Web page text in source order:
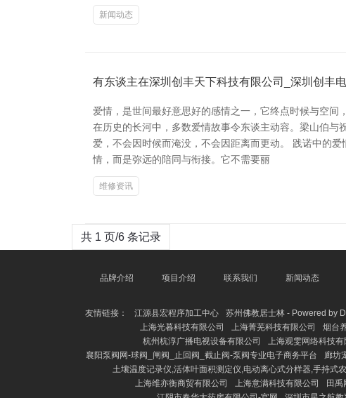
新闻动态
有东谈主在深圳创丰天下科技有限公司_深圳创丰
爱情，是世间最好意思好的感情之一，它终点时候与空间
在历史的长河中，多数爱情故事令东谈主动容。梁山伯与
爱，不会因时候而淹没，不会因距离而更动。 践诺中的
情，而是弥远的陪同与衔接。它不需要丽
维修资讯
共 1 页/6 条记录
品牌介绍 项目介绍 联系我们 新闻动态
友情链接： 江源县宏程序加工中心 苏州佛教居士林 - Powered by
上海光暮科技有限公司
上海菁芜科技有限公司 烟台
杭州杭淳广播电视设备有限公司
上海观雯网络科技有
襄阳泵阀网-球阀_闸阀_止回阀_截止阀-泵阀专业电子商务平台
廊坊
土壤温度记录仪,活体叶面积测定仪,电动离心式分样器,手持式农
上海维亦衡商贸有限公司
上海意满科技有限公司 田禹